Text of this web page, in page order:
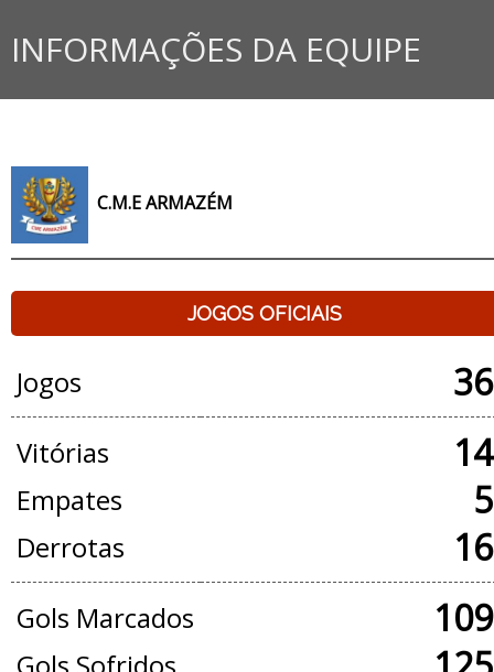
INFORMAÇÕES DA EQUIPE
C.M.E ARMAZÉM
JOGOS OFICIAIS
Jogos
Vitórias
Empates
Derrotas
Gols Marcados